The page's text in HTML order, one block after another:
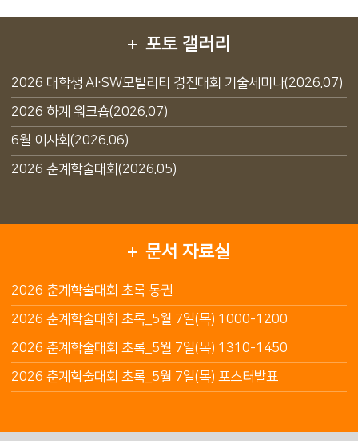
포토 갤러리
2026 대학생 AI·SW모빌리티 경진대회 기술세미나(2026.07)
2026 하계 워크숍(2026.07)
6월 이사회(2026.06)
2026 춘계학술대회(2026.05)
문서 자료실
2026 춘계학술대회 초록 통권
2026 춘계학술대회 초록_5월 7일(목) 1000-1200
2026 춘계학술대회 초록_5월 7일(목) 1310-1450
2026 춘계학술대회 초록_5월 7일(목) 포스터발표